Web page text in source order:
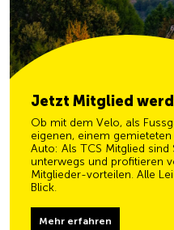
Jetzt Mitglied
Ob mit dem Velo, als
eigenen, einem
Auto: Als TCS Mitglied
unterwegs und profitieren
Mitglieder-vorteilen. Alle
Blick.
Mehr erfahren